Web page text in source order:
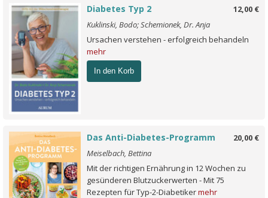
12,00 €
Diabetes Typ 2
Kuklinski, Bodo; Schemionek, Dr. Anja
Ursachen verstehen - erfolgreich behandeln
mehr
In den Korb
20,00 €
Das Anti-Diabetes-Programm
Meiselbach, Bettina
Mit der richtigen Ernährung in 12 Wochen zu
gesünderen Blutzuckerwerten - Mit 75
Rezepten für Typ-2-Diabetikermehr